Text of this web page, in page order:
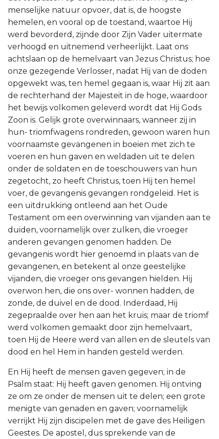
menselijke natuur opvoer, dat is, de hoogste
hemelen, en vooral op de toestand, waartoe Hij
werd bevorderd, zijnde door Zijn Vader uitermate
verhoogd en uitnemend verheerlijkt. Laat ons
achtslaan op de hemelvaart van Jezus Christus; hoe
onze gezegende Verlosser, nadat Hij van de doden
opgewekt was, ten hemel gegaan is, waar Hij zit aan
de rechterhand der Majesteit in de hoge, waardoor
het bewijs volkomen geleverd wordt dat Hij Gods
Zoon is. Gelijk grote overwinnaars, wanneer zij in
hun- triomfwagens rondreden, gewoon waren hun
voornaamste gevangenen in boeien met zich te
voeren en hun gaven en weldaden uit te delen
onder de soldaten en de toeschouwers van hun
zegetocht, zo heeft Christus, toen Hij ten hemel
voer, de gevangenis gevangen rondgeleid. Het is
een uitdrukking ontleend aan het Oude
Testament om een overwinning van vijanden aan te
duiden, voornamelijk over zulken, die vroeger
anderen gevangen genomen hadden. De
gevangenis wordt hier genoemd in plaats van de
gevangenen, en betekent al onze geestelijke
vijanden, die vroeger ons gevangen hielden. Hij
overwon hen, die ons over- wonnen hadden, de
zonde, de duivel en de dood. Inderdaad, Hij
zegepraalde over hen aan het kruis; maar de triomf
werd volkomen gemaakt door zijn hemelvaart,
toen Hij de Heere werd van allen en de sleutels van
dood en hel Hem in handen gesteld werden.
En Hij heeft de mensen gaven gegeven; in de
Psalm staat: Hij heeft gaven genomen. Hij ontving
ze om ze onder de mensen uit te delen; een grote
menigte van genaden en gaven; voornamelijk
verrijkt Hij zijn discipelen met de gave des Heiligen
Geestes. De apostel, dus sprekende van de